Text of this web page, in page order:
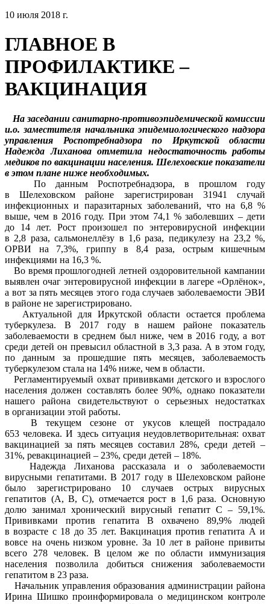
10 июля 2018 г.
ГЛАВНОЕ В
ПРОФИЛАКТИКЕ –
ВАКЦИНАЦИЯ
На заседании санитарно-противоэпидемической комиссии
и.о. заместителя начальника эпидемиологического надзора
управления Роспотребнадзора по Иркутской области
Надежда Лиханова отметила недостаточность работы
медиков по вакцинации населения. Шелеховские показатели
в этом плане ниже необходимых.
По данным Роспотребнадзора, в прошлом году
в Шелеховском районе зарегистрирован 31941 случай
инфекционных и паразитарных заболеваний, что на 6,8 %
выше, чем в 2016 году. При этом 74,1 % заболевших – дети
до 14 лет. Рост произошел по энтеровирусной инфекции
в 2,8 раза, сальмонеллёзу в 1,6 раза, педикулезу на 23,2 %,
ОРВИ на 7,3%, гриппу в 8,4 раза, острым кишечным
инфекциями на 16,3 %.
Во время прошлогодней летней оздоровительной кампании
выявлен очаг энтеровирусной инфекции в лагере «Орлёнок»,
а вот за пять месяцев этого года случаев заболеваемости ЭВИ
в районе не зарегистрировано.
Актуальной для Иркутской области остается проблема
туберкулеза. В 2017 году в нашем районе показатель
заболеваемости в среднем был ниже, чем в 2016 году, а вот
среди детей он превысил областной в 3,3 раза. А в этом году,
по данным за прошедшие пять месяцев, заболеваемость
туберкулезом стала на 14% ниже, чем в области.
Регламентируемый охват прививками детского и взрослого
населения должен составлять более 90%, однако показатели
нашего района свидетельствуют о серьезных недостатках
в организации этой работы.
В текущем сезоне от укусов клещей пострадало
653 человека. И здесь ситуация неудовлетворительная: охват
вакцинацией за пять месяцев составил 28%, среди детей –
31%, ревакцинацией – 23%, среди детей – 18%.
Надежда Лиханова рассказала и о заболеваемости
вирусными гепатитами. В 2017 году в Шелеховском районе
было зарегистрировано 10 случаев острых вирусных
гепатитов (А, В, С), отмечается рост в 1,6 раза. Основную
долю занимал хронический вирусный гепатит С – 59,1%.
Прививками против гепатита В охвачено 89,9% людей
в возрасте с 18 до 35 лет. Вакцинация против гепатита А и
вовсе на очень низком уровне. За 10 лет в районе привиты
всего 278 человек. В целом же по области иммунизация
населения позволила добиться снижения заболеваемости
гепатитом в 23 раза.
Начальник управления образования администрации района
Ирина Шишко проинформировала о медицинском контроле